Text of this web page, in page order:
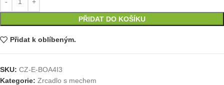
PŘIDAT DO KOŠÍKU
Přidat k oblíbeným.
SKU: CZ-E-BOA4I3
Kategorie: Zrcadlo s mechem